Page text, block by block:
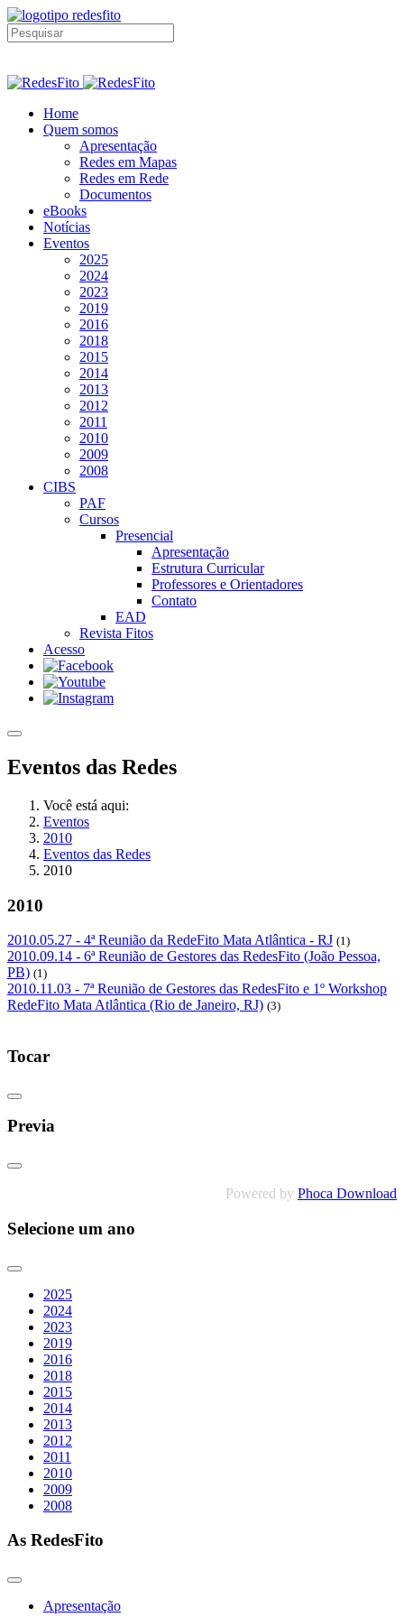
Home
Quem somos
Apresentação
Redes em Mapas
Redes em Rede
Documentos
eBooks
Notícias
Eventos
2025
2024
2023
2019
2016
2018
2015
2014
2013
2012
2011
2010
2009
2008
CIBS
PAF
Cursos
Presencial
Apresentação
Estrutura Curricular
Professores e Orientadores
Contato
EAD
Revista Fitos
Acesso
Eventos das Redes
Você está aqui:
Eventos
2010
Eventos das Redes
2010
2010
2010.05.27 - 4ª Reunião da RedeFito Mata Atlântica - RJ (1)
2010.09.14 - 6ª Reunião de Gestores das RedesFito (João Pessoa,
PB) (1)
2010.11.03 - 7ª Reunião de Gestores das RedesFito e 1º Workshop
RedeFito Mata Atlântica (Rio de Janeiro, RJ) (3)
Tocar
Previa
Powered by Phoca Download
Selecione um ano
2025
2024
2023
2019
2016
2018
2015
2014
2013
2012
2011
2010
2009
2008
As RedesFito
Apresentação